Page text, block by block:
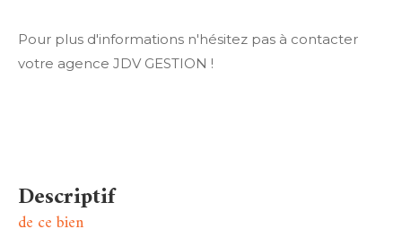
Pour plus d'informations n'hésitez pas à contacter
votre agence JDV GESTION !
descriptif
de ce bien